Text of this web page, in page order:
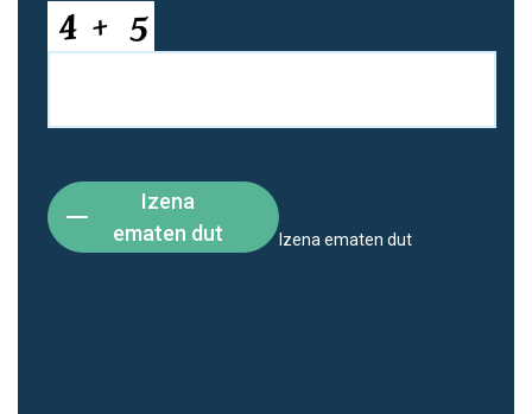
Izena
ematen dut
Izena ematen dut